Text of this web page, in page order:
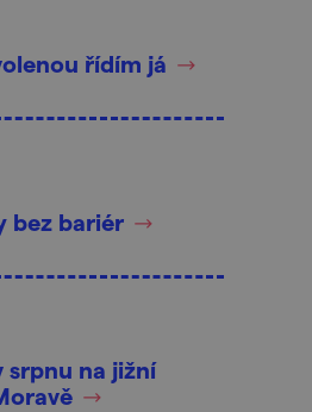
řídím já
bez bariér
srpnu na jižní